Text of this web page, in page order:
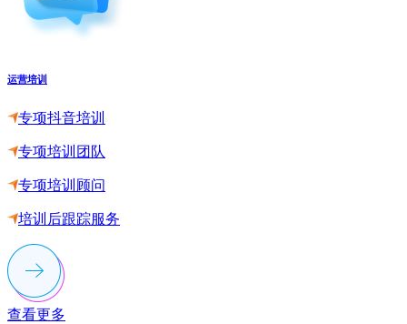
运营培训
专项抖音培训
专项培训团队
专项培训顾问
培训后跟踪服务
查看更多